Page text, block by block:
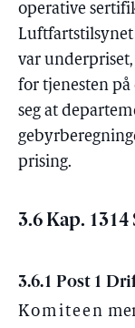
operative
Luftfartstilsynet
var
for tjenesten på
seg at
prising.
3.6 Kap.
3.6.1 Post 1
Komiteen